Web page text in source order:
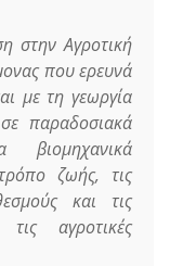
στην Αγροτική
που ερευνά
με τη γεωργία
παραδοσιακά
ζωής, τις
και τις
αγροτικές